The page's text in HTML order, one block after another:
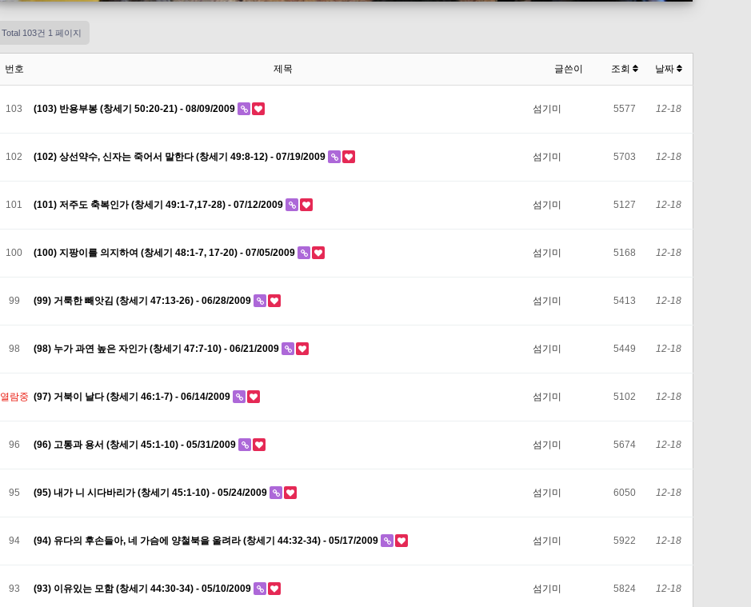
Total 103건 1 페이지
번호 제목 글쓴이 조회 날짜
103 (103) 반용부봉 (창세기 50:20-21) - 08/09/2009 섬기미 5577 12-18
102 (102) 상선약수, 신자는 죽어서 말한다 (창세기 49:8-12) - 07/19/2009 섬기미 5703 12-18
101 (101) 저주도 축복인가 (창세기 49:1-7,17-28) - 07/12/2009 섬기미 5127 12-18
100 (100) 지팡이를 의지하여 (창세기 48:1-7, 17-20) - 07/05/2009 섬기미 5168 12-18
99 (99) 거룩한 빼앗김 (창세기 47:13-26) - 06/28/2009 섬기미 5413 12-18
98 (98) 누가 과연 높은 자인가 (창세기 47:7-10) - 06/21/2009 섬기미 5449 12-18
열람중 (97) 거북이 날다 (창세기 46:1-7) - 06/14/2009 섬기미 5102 12-18
96 (96) 고통과 용서 (창세기 45:1-10) - 05/31/2009 섬기미 5674 12-18
95 (95) 내가 니 시다바리가 (창세기 45:1-10) - 05/24/2009 섬기미 6050 12-18
94 (94) 유다의 후손들아, 네 가슴에 양철북을 울려라 (창세기 44:32-34) - 05/17/2009 섬기미 5922 12-18
93 (93) 이유있는 모함 (창세기 44:30-34) - 05/10/2009 섬기미 5824 12-18